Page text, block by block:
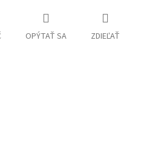
OPÝTAŤ SA ZDIEĽAŤ